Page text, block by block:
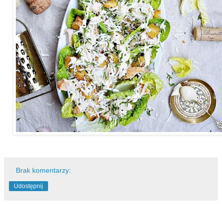
Brak komentarzy:
Udostępnij